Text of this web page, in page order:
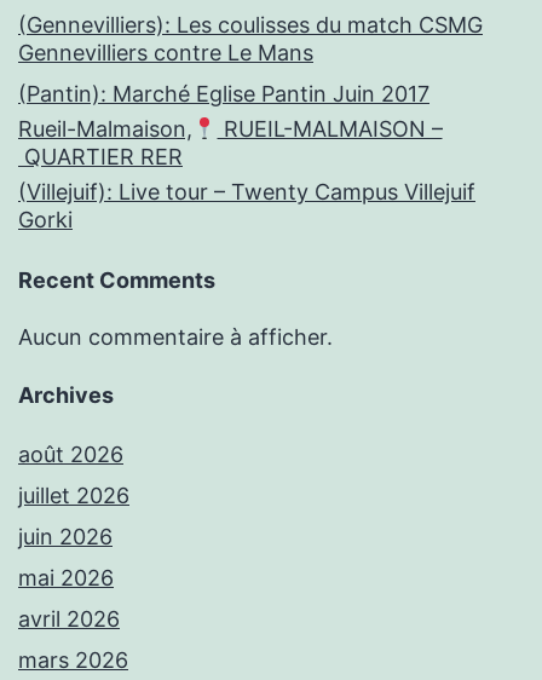
(Gennevilliers): Les coulisses du match CSMG
Gennevilliers contre Le Mans
(Pantin): Marché Eglise Pantin Juin 2017
Rueil-Malmaison,
RUEIL-MALMAISON –
QUARTIER RER
(Villejuif): Live tour – Twenty Campus Villejuif
Gorki
Recent Comments
Aucun commentaire à afficher.
Archives
août 2026
juillet 2026
juin 2026
mai 2026
avril 2026
mars 2026